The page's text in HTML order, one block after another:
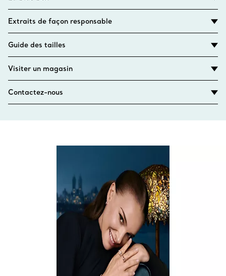
Extraits de façon responsable
Guide des tailles
Visiter un magasin
Contactez-nous